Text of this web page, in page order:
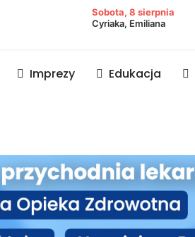
lubaczowski
Sobota, 8 sierpnia
Cyriaka, Emiliana
Imprezy Edukacja